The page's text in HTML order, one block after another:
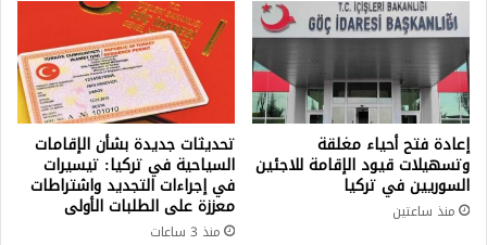
إعادة فتح أحياء مغلقة
وتسهيلات قيود الإقامة للاجئين
السوريين في تركيا
منذ ساعتين
تحديثات جديدة بشأن الإقامات
السياحية في تركيا: تيسيرات
في إجراءات التجديد واشتراطات
معززة على الطلبات الأولى
منذ 3 ساعات